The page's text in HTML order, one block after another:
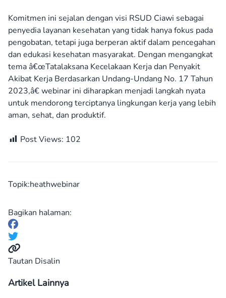
Komitmen ini sejalan dengan visi RSUD Ciawi sebagai
penyedia layanan kesehatan yang tidak hanya fokus pada
pengobatan, tetapi juga berperan aktif dalam pencegahan
dan edukasi kesehatan masyarakat. Dengan mengangkat
tema â€œTatalaksana Kecelakaan Kerja dan Penyakit
Akibat Kerja Berdasarkan Undang-Undang No. 17 Tahun
2023,â€ webinar ini diharapkan menjadi langkah nyata
untuk mendorong terciptanya lingkungan kerja yang lebih
aman, sehat, dan produktif.
Post Views: 102
Topik:heathwebinar
Bagikan halaman:
Tautan Disalin
Artikel Lainnya